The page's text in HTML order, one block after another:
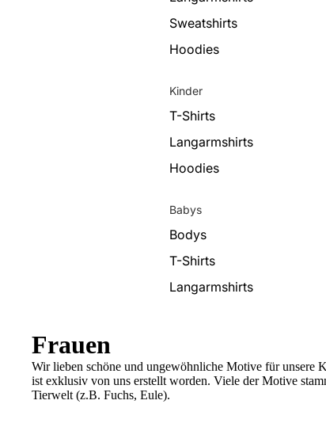
Sweatshirts
Hoodies
Kinder
T-Shirts
Langarmshirts
Hoodies
Babys
Bodys
T-Shirts
Langarmshirts
Frauen
Wir lieben schöne und ungewöhnliche Motive für unsere
ist exklusiv von uns erstellt worden. Viele der Motive
Tierwelt (z.B. Fuchs, Eule).